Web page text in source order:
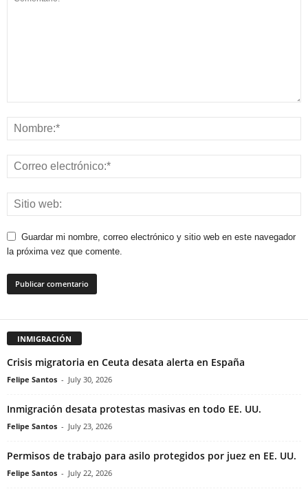
Guardar mi nombre, correo electrónico y sitio web en este navegador
la próxima vez que comente.
INMIGRACIÓN
Crisis migratoria en Ceuta desata alerta en España
Felipe Santos - July 30, 2026
Inmigración desata protestas masivas en todo EE. UU.
Felipe Santos - July 23, 2026
Permisos de trabajo para asilo protegidos por juez en EE. UU.
Felipe Santos - July 22, 2026